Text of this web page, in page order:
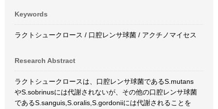
Keywords
ラクトシュークロース / 口腔レンサ球菌 / アクチノマイセス
Research Abstract
ラクトシュークロースは、口腔レンサ球菌であるS.mutans
やS.sobrinusには代謝されないが、その他の口腔レンサ球菌
であるS.sanguis,S.oralis,S.gordoniiには代謝されることを